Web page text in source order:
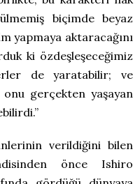
biçimde beyaz
yapmaya aktaracağını
ki özdeşleşeceğimiz
de yaratabilir; ve
onu gerçekten yaşayan
verildiğini bilen
önce Ishiro